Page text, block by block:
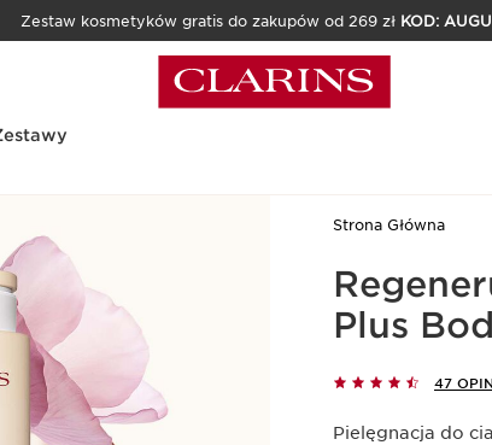
Zestaw kosmetyków gratis do zakupów od 269 zł KOD:
Strona Główna
Plus
47
Pielęgnacja do